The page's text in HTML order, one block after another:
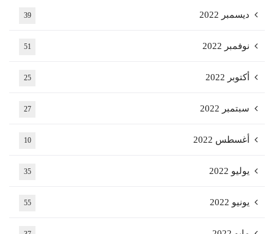
ديسمبر 2022 39
نوفمبر 2022 51
أكتوبر 2022 25
سبتمبر 2022 27
أغسطس 2022 10
يوليو 2022 35
يونيو 2022 55